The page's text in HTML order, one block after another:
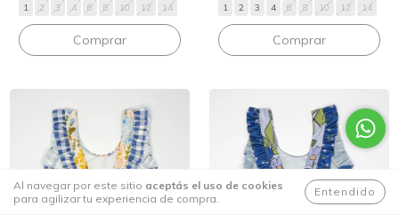
Al navegar por este sitio aceptás el uso de cookies
para agilizar tu experiencia de compra.
Entendido
1
2 3 4 6 8 10 12 14
Comprar
1
2 3 4 6 8 10 12 14
Comprar